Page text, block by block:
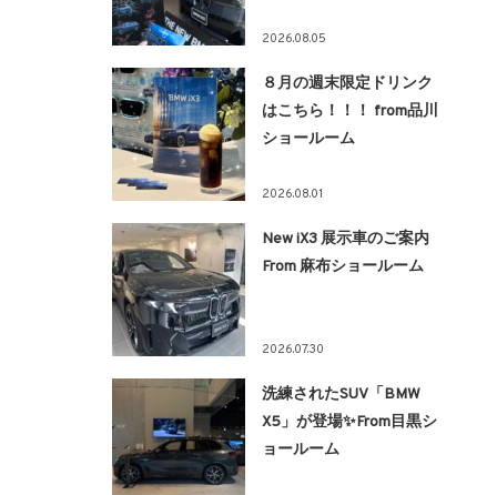
2026.08.05
８月の週末限定ドリンク
はこちら！！！ from品川
ショールーム
2026.08.01
New iX3 展示車のご案内
From 麻布ショールーム
2026.07.30
洗練されたSUV「BMW
X5」が登場✨From目黒シ
ョールーム